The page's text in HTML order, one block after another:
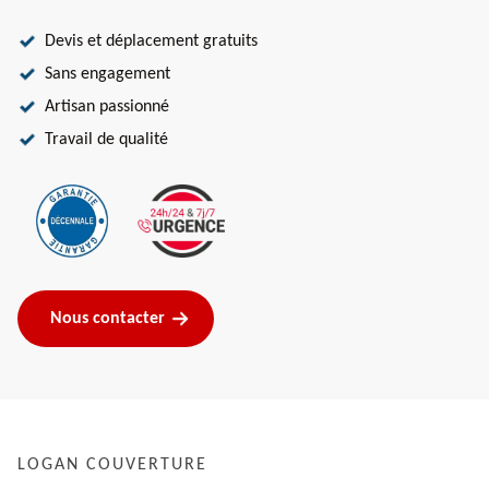
Devis et déplacement gratuits
Sans engagement
Artisan passionné
Travail de qualité
Nous contacter
LOGAN COUVERTURE